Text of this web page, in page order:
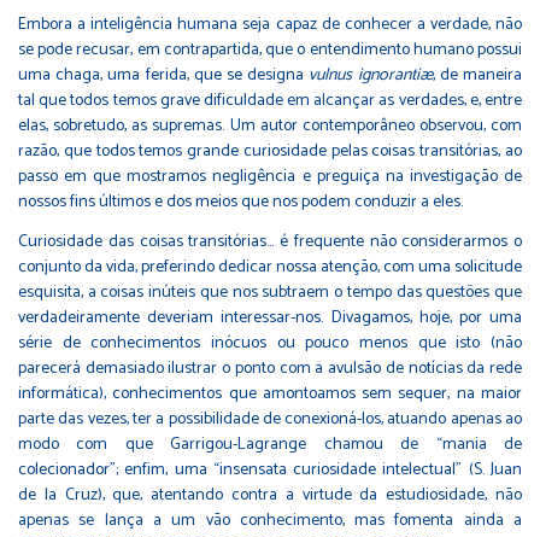
Embora a inteligência humana seja capaz de conhecer a verdade, não
se pode recusar, em contrapartida, que o entendimento humano possui
uma chaga, uma ferida, que se designa vulnus ignorantiæ, de maneira
tal que todos temos grave dificuldade em alcançar as verdades, e, entre
elas, sobretudo, as supremas. Um autor contemporâneo observou, com
razão, que todos temos grande curiosidade pelas coisas transitórias, ao
passo em que mostramos negligência e preguiça na investigação de
nossos fins últimos e dos meios que nos podem conduzir a eles.
Curiosidade das coisas transitórias… é frequente não considerarmos o
conjunto da vida, preferindo dedicar nossa atenção, com uma solicitude
esquisita, a coisas inúteis que nos subtraem o tempo das questões que
verdadeiramente deveriam interessar-nos. Divagamos, hoje, por uma
série de conhecimentos inócuos ou pouco menos que isto (não
parecerá demasiado ilustrar o ponto com a avulsão de notícias da rede
informática), conhecimentos que amontoamos sem sequer, na maior
parte das vezes, ter a possibilidade de conexioná-los, atuando apenas ao
modo com que Garrigou-Lagrange chamou de “mania de
colecionador”; enfim, uma “insensata curiosidade intelectual” (S. Juan
de la Cruz), que, atentando contra a virtude da estudiosidade, não
apenas se lança a um vão conhecimento, mas fomenta ainda a